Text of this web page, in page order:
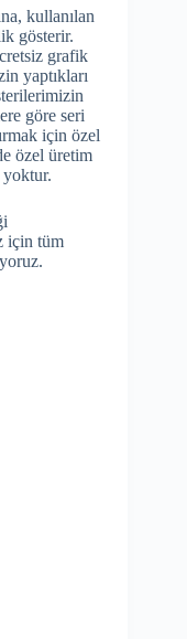
kullanılan
gösterir.
grafik
yaptıkları
göre seri
için özel
özel üretim
yoktur.
için tüm